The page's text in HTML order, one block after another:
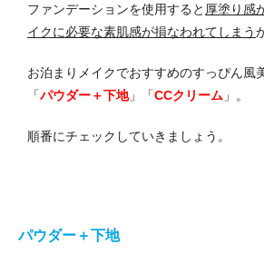
ファンデーションを使用すると 厚塗り感
イクに必要な素肌感が損なわれてしまう
お泊まりメイクでおすすめのすっぴん風
「パウダー＋下地」「CCクリーム 」。
順番にチェックしていきましょう。
パウダー＋下地